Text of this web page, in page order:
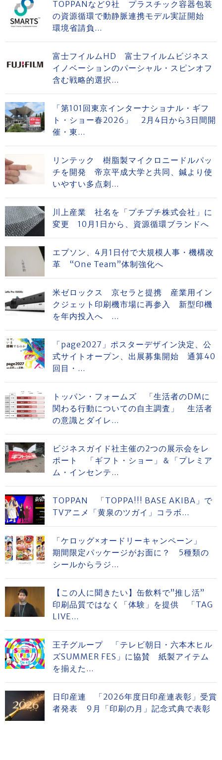
TOPPANなど9社 プラスチック容器包装
の資源循環で動静脈連携モデル実証開始
環境省請負...
富士フイルムHD 富士フイルムビジネス
イノベーションのパーシャル・スピンオフ
含む戦略的選択...
「第101回東京インターナショナル・ギフ
ト・ショー春2026」 2月4日から3日間開
催・東...
リンテック 樹脂製マイクロニードルパッ
チを開発 帝京平成大学と共同、鍼より使
いやすい多点刺...
川上産業 社名を「プチプチ株式会社」に
変更 10月1日から、資源循環ブランドへ
エプソン、4月1日付で大規模人事・機構改
革 “One Team”体制強化へ
米ゼロックス 京セラと提携 産業用イン
クジェット印刷機市場に再参入 新型印機
を年内投入へ ...
「page2027」ポスターデザイン決定、公
式サイトオープン、出展募集開始 通算40
回目・...
トッパン・フォームズ 「生活者のDMに
関わる行動についての自主調査」 生活者
の意識とダイレ...
ビジネスガイド社主催の2つの展示会をレ
ポート 「ギフト・ショー」＆「プレミア
ム・インセンテ...
TOPPAN 「TOPPA!!! BASE AKIBA」で
TVアニメ「黄泉のツガイ」コラボ...
「ケロッグ×オードリーキャンペーン」
期間限定パッケージがお面に？ 5種類の
シールからラジ...
【この人に聞きたい】缶飲料で”推し活”
印刷品質ではなく「体験」を提供 「TAG
LIVE...
王子グループ 「テレビ朝日・六本木ヒル
ズSUMMER FES」に協賛 紙製アイテム
を揃えた...
日印産連 「2026年度日印産連表彰」受賞
者発表 9月「印刷の月」記念式典で表彰